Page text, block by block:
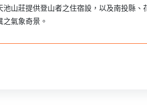
池山莊提供登山者之住宿設，以及南投縣、
氣象奇景。